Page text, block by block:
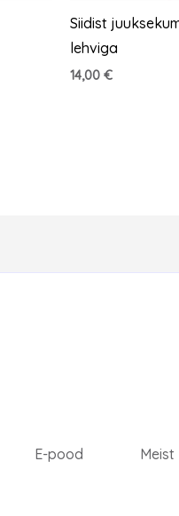
Siidist
lehviga
14,00€
E-pood Meist